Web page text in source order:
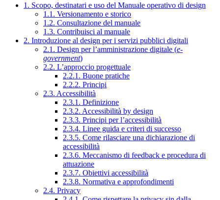
1. Scopo, destinatari e uso del Manuale operativo di design
1.1. Versionamento e storico
1.2. Consultazione del manuale
1.3. Contribuisci al manuale
2. Introduzione al design per i servizi pubblici digitali
2.1. Design per l’amministrazione digitale (e-
government)
2.2. L’approccio progettuale
2.2.1. Buone pratiche
2.2.2. Principi
2.3. Accessibilità
2.3.1. Definizione
2.3.2. Accessibilità by design
2.3.3. Principi per l’accessibilità
2.3.4. Linee guida e criteri di successo
2.3.5. Come rilasciare una dichiarazione di
accessibilità
2.3.6. Meccanismo di feedback e procedura di
attuazione
2.3.7. Obiettivi accessibilità
2.3.8. Normativa e approfondimenti
2.4. Privacy